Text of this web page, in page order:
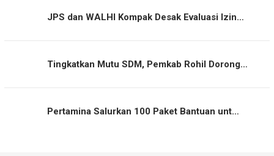
JPS dan WALHI Kompak Desak Evaluasi Izin…
Tingkatkan Mutu SDM, Pemkab Rohil Dorong…
Pertamina Salurkan 100 Paket Bantuan unt…